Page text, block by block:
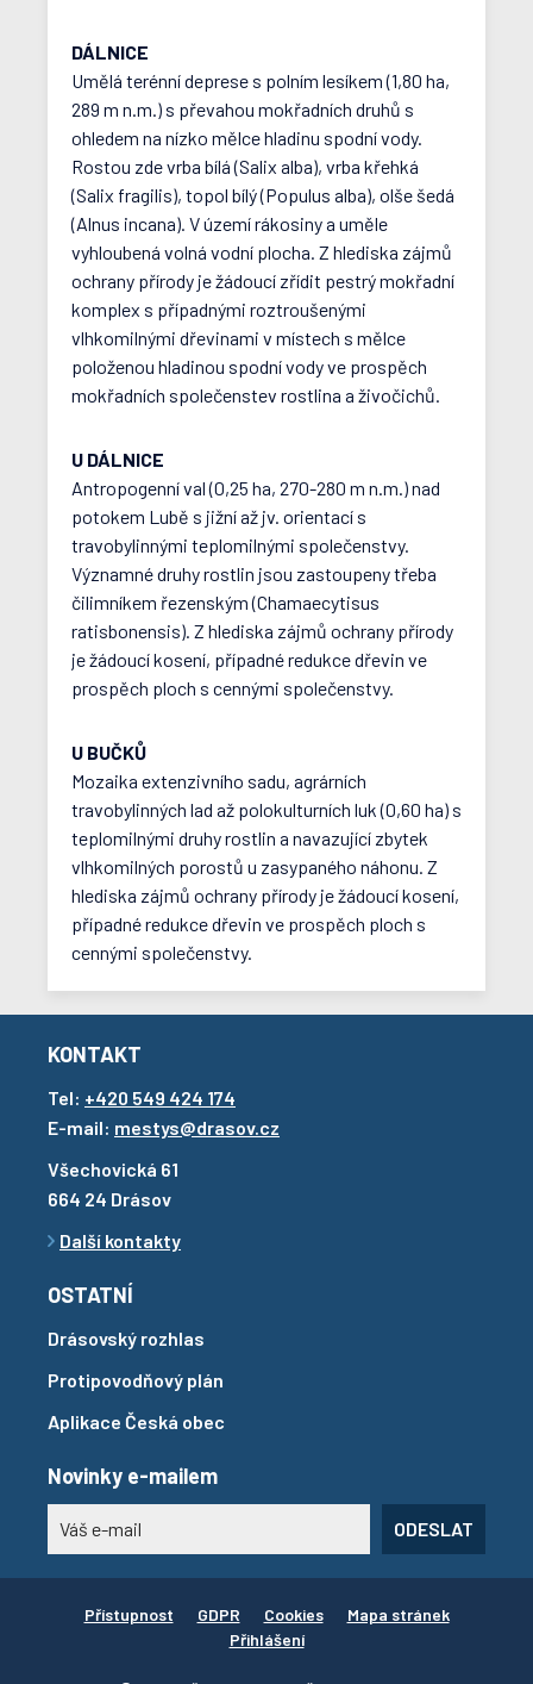
DÁLNICE
Umělá terénní deprese s polním lesíkem (1,80 ha,
289 m n.m.) s převahou mokřadních druhů s
ohledem na nízko mělce hladinu spodní vody.
Rostou zde vrba bílá (Salix alba), vrba křehká
(Salix fragilis), topol bílý (Populus alba), olše šedá
(Alnus incana). V území rákosiny a uměle
vyhloubená volná vodní plocha. Z hlediska zájmů
ochrany přírody je žádoucí zřídit pestrý mokřadní
komplex s případnými roztroušenými
vlhkomilnými dřevinami v místech s mělce
položenou hladinou spodní vody ve prospěch
mokřadních společenstev rostlina a živočichů.
U DÁLNICE
Antropogenní val (0,25 ha, 270-280 m n.m.) nad
potokem Lubě s jižní až jv. orientací s
travobylinnými teplomilnými společenstvy.
Významné druhy rostlin jsou zastoupeny třeba
čilimníkem řezenským (Chamaecytisus
ratisbonensis). Z hlediska zájmů ochrany přírody
je žádoucí kosení, případné redukce dřevin ve
prospěch ploch s cennými společenstvy.
U BUČKŮ
Mozaika extenzivního sadu, agrárních
travobylinných lad až polokulturních luk (0,60 ha) s
teplomilnými druhy rostlin a navazující zbytek
vlhkomilných porostů u zasypaného náhonu. Z
hlediska zájmů ochrany přírody je žádoucí kosení,
případné redukce dřevin ve prospěch ploch s
cennými společenstvy.
KONTAKT
Tel: +420 549 424 174
E-mail: mestys@drasov.cz
Všechovická 61
664 24 Drásov
Další kontakty
OSTATNÍ
Drásovský rozhlas
Protipovodňový plán
Aplikace Česká obec
Novinky e-mailem
ODESLAT
Přístupnost GDPR Cookies
Mapa stránek
Přihlášení